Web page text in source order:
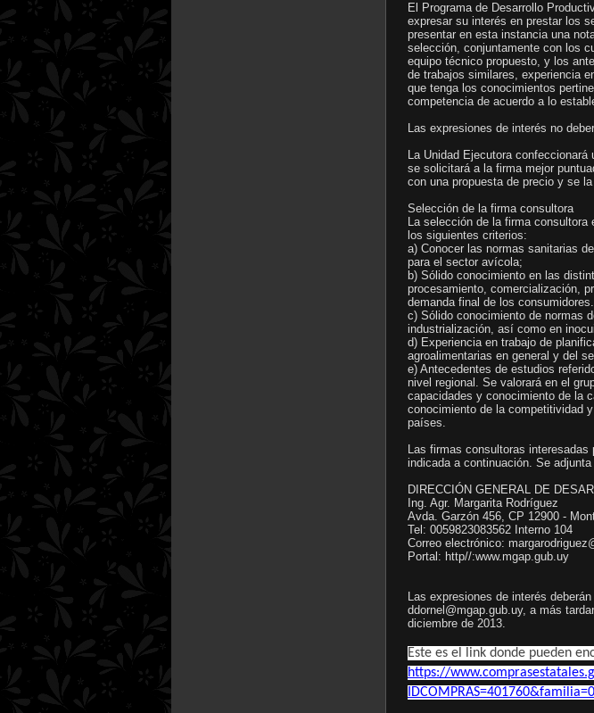
El Programa de Desarrollo
expresar su interés en prestar los
presentar en esta instancia una
selección, conjuntamente con los
equipo técnico propuesto, y los
de trabajos similares, experiencia
que tenga los conocimientos
competencia de acuerdo a lo
Las expresiones de interés no
La Unidad Ejecutora
se solicitará a la firma mejor
con una propuesta de precio y se
Selección de la firma consultora
La selección de la firma
los siguientes criterios:
a) Conocer las normas sanitarias
para el sector avícola;
b) Sólido conocimiento en las
procesamiento, comercialización,
demanda final de los consumidores.
c) Sólido conocimiento de normas
industrialización, así como en
d) Experiencia en trabajo de
agroalimentarias en general y del
e) Antecedentes de estudios
nivel regional. Se valorará en el
capacidades y conocimiento de la
conocimiento de la competitividad
países.
Las firmas consultoras
indicada a continuación. Se
DIRECCIÓN GENERAL DE
Ing. Agr. Margarita Rodríguez
Avda. Garzón 456, CP 12900 -
Tel: 0059823083562 Interno 104
Correo electrónico:
Portal: http//:www.mgap.gub.uy
Las expresiones de interés
ddornel@mgap.gub.uy, a más
diciembre de 2013.
Este es el link donde pueden
https://